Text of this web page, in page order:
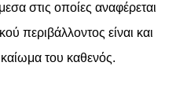
στις οποίες αναφέρεται
περιβάλλοντος είναι και
του καθενός.